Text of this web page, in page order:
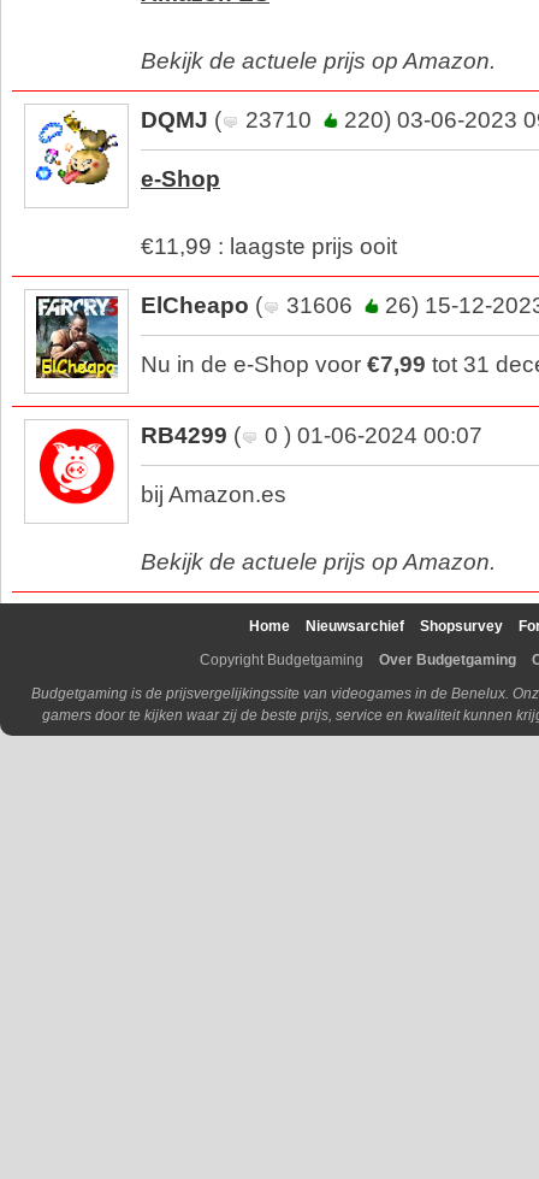
Bekijk de actuele prijs op Amazon.
DQMJ ( 23710 220) 03-06-2023
e-Shop
€11,99 : laagste prijs ooit
ElCheapo ( 31606 26) 15-12-
Nu in de e-Shop voor €7,99 tot 31
RB4299 ( 0 ) 01-06-2024 00:07
bij Amazon.es
Bekijk de actuele prijs op Amazon.
Home Nieuwsarchief Shopsurvey
Copyright Budgetgaming
Over Budgetgaming
Budgetgaming is de prijsvergelijkingssite van videogames in de Benelux.
gamers door te kijken waar zij de beste prijs, service en kwaliteit kunnen